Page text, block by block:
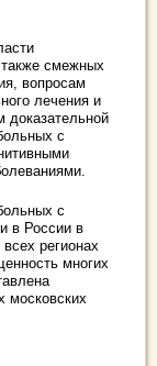
также смежных
вопросам
лечения и
доказательной
с
с
в России в
регионах
многих
московских